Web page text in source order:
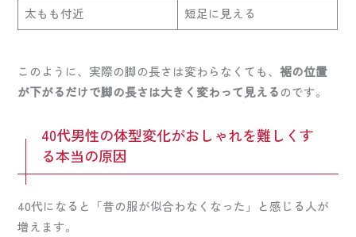
太もも付近
短足に見える
このように、実際の脚の長さは変わらなくても、裾の位置
が下がるだけで脚の長さは大きく変わって見えるのです。
40代男性の体型変化がおしゃれを難しくす
る本当の原因
40代になると「昔の服が似合わなくなった」と感じる人が
増えます。